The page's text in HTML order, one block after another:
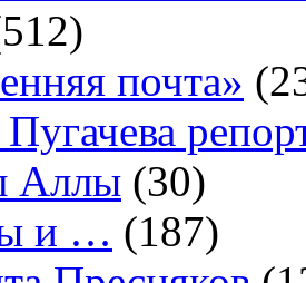
почта»
Аллы (30)
и … (187)